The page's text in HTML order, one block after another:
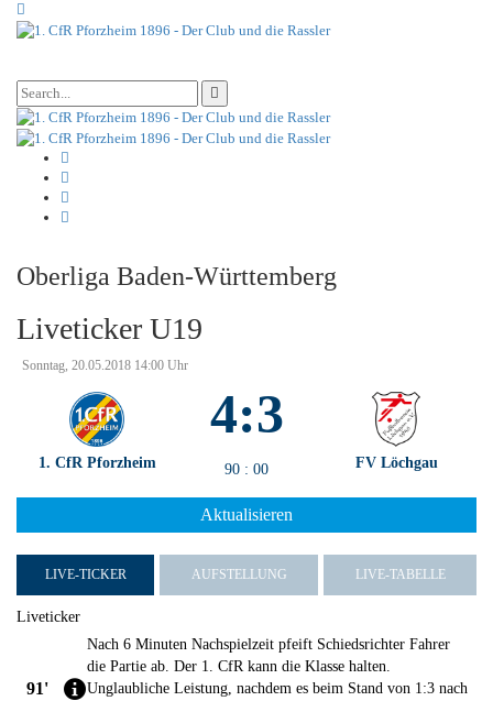
Oberliga Baden-Württemberg
Liveticker U19
Sonntag, 20.05.2018 14:00 Uhr
1. CfR Pforzheim
4:3
90 : 00 FV Löchgau
Aktualisieren
LIVE-TICKER AUFSTELLUNG LIVE-TABELLE
Liveticker
91'
Nach 6 Minuten Nachspielzeit pfeift Schiedsrichter Fahrer
die Partie ab. Der 1. CfR kann die Klasse halten.
Unglaubliche Leistung, nachdem es beim Stand von 1:3 nach